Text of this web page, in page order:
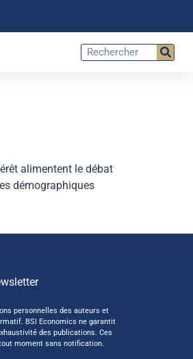
alimentent le débat
démographiques
personnelles des auteurs et
BSI Economics ne garantit
des publications. Ces
moment sans notification.